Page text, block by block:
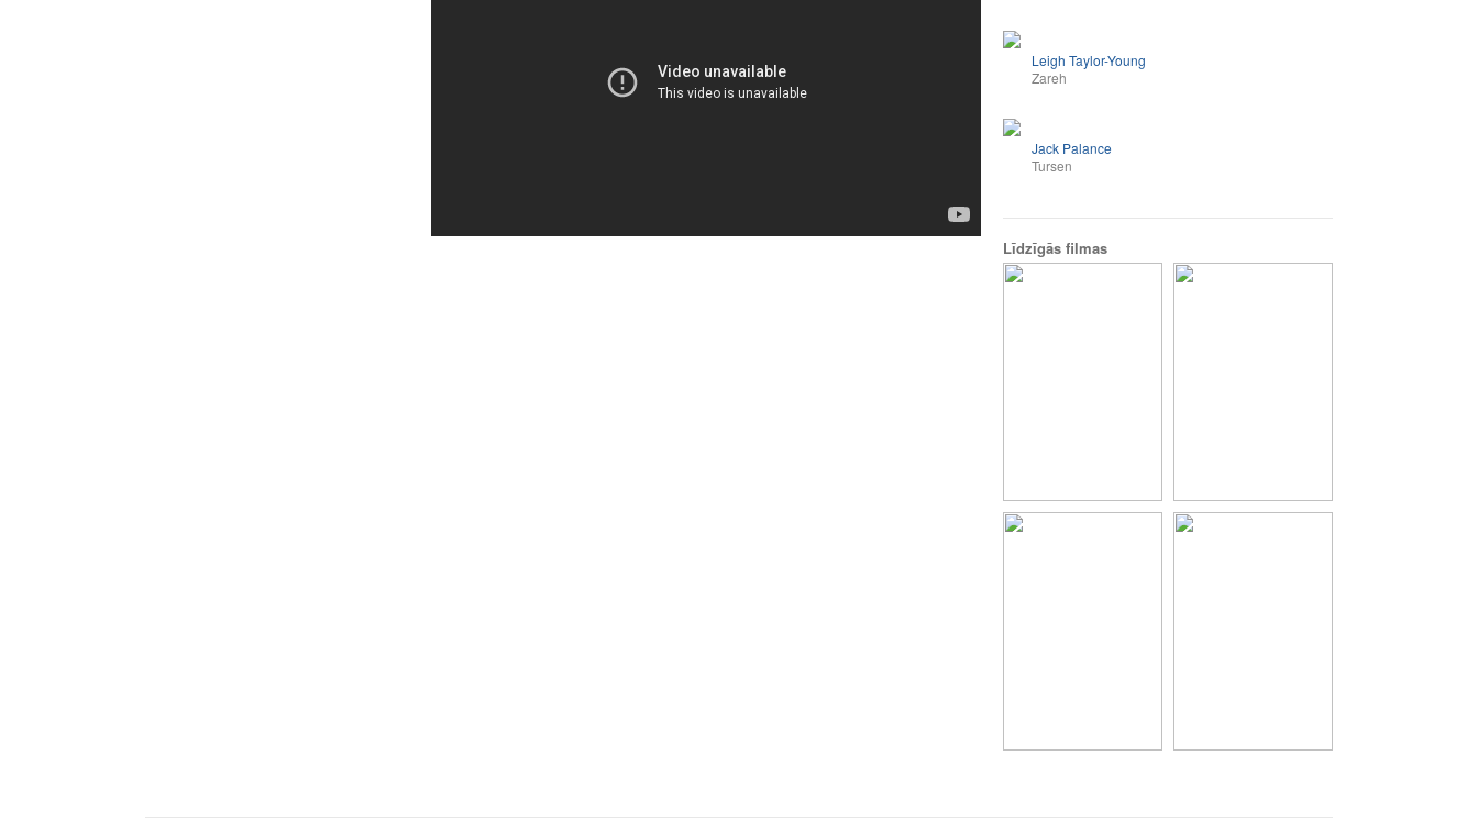
Leigh Taylor-Young
Zareh
Jack Palance
Tursen
Līdzīgās filmas